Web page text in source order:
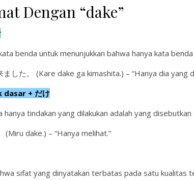
Dengan “dake”
benda untuk menunjukkan bahwa hanya kata
ました。 (Kare dake ga kimashita.) – “Hanya dia yang
+ だけ
hanya tindakan yang dilakukan adalah yang
(Miru dake.) – “Hanya melihat.”
sifat yang dinyatakan terbatas pada satu kualitas